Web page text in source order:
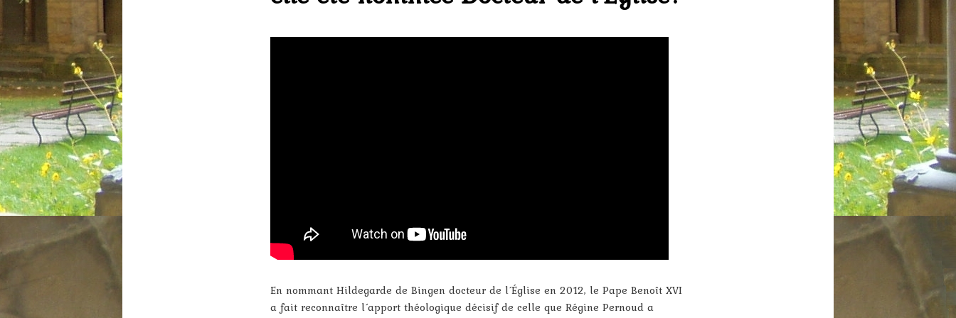
En nommant Hildegarde de Bingen docteur de l´Église en 2012, le Pape Benoît XVI
a fait reconnaître l´apport théologique décisif de celle que Régine Pernoud a